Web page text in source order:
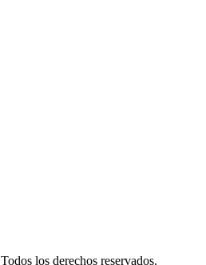
Todos los derechos reservados.